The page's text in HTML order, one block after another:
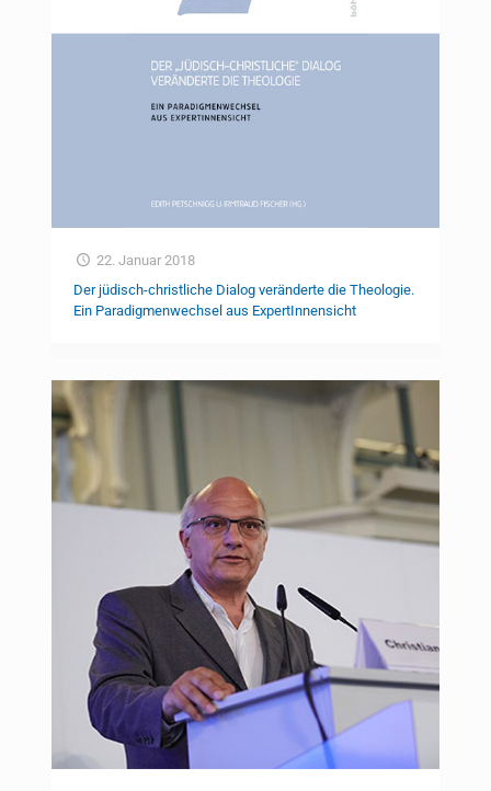
22. Januar 2018
Der jüdisch-christliche Dialog veränderte die Theologie.
Ein Paradigmenwechsel aus ExpertInnensicht